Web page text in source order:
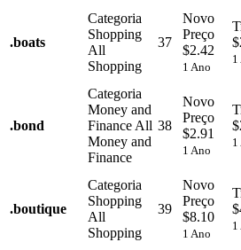
.boats
Categoria
Shopping
All
Shopping
37
Novo
Preço
$2.42
1 Ano
1
.bond
Categoria
Money and
Finance All
Money and
Finance
38
Novo
Preço
$2.91
1 Ano
1
.boutique
Categoria
Shopping
All
Shopping
39
Novo
Preço
$8.10
1 Ano
1